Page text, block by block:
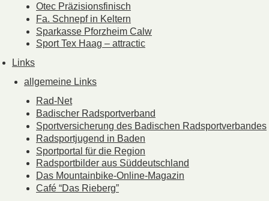
Otec Präzisionsfinisch
Fa. Schnepf in Keltern
Sparkasse Pforzheim Calw
Sport Tex Haag – attractic
Links
allgemeine Links
Rad-Net
Badischer Radsportverband
Sportversicherung des Badischen Radsportverbandes
Radsportjugend in Baden
Sportportal für die Region
Radsportbilder aus Süddeutschland
Das Mountainbike-Online-Magazin
Café “Das Rieberg”